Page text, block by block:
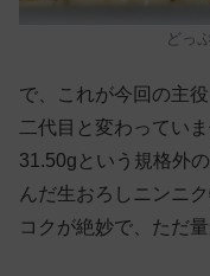
どっ
で、これが今回の主
二代目と変わってい
31.50gという規格外
んだ生おろしニンニ
コクが絶妙で、ただ